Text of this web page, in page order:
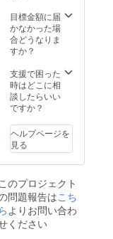
す。
礼動画
は1分程
度の動
にし、
支援者
様に
URLを
いたし
ます。
★4.支
援者様
開のグ
ループ
ロゴと
なりま
す。
お手紙
★1.公
序良俗
に反す
前はお
控えく
ださ
い。
序良俗
に反す
ると判
断した
お名前
をお呼
びしな
い可能
性がご
ド・エ
ヴァー
ノク
ス、エ
エカー
ド直筆
サイン
色紙 7.
ルド・
エ
ヴァー
ノク
デル・
エカー
ド直筆
支援者
様お名
目標金額に届
かなかった場
合どうなりま
すか？
支援で困った
時はどこに相
談したらいい
ですか？
ヘルプページを
見る
このプロジェクト
問題報告はこち
ら よりお問い合わ
ください